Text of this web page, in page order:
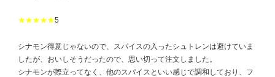
★★★★★5
シナモン得意じゃないので、スパイスの入ったシュトレンは避けていま
したが、おいしそうだったので、思い切って注文しました。
シナモンが際立ってなく、他のスパイスといい感じで調和しており、フ